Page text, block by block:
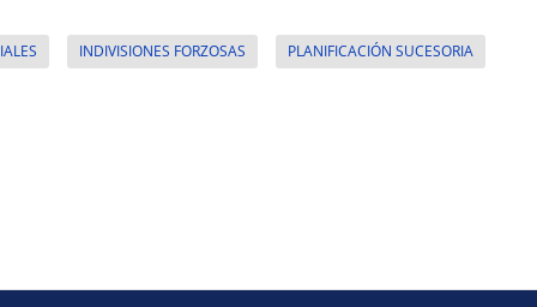
INDIVISIONES FORZOSAS PLANIFICACIÓN SUCESORIA